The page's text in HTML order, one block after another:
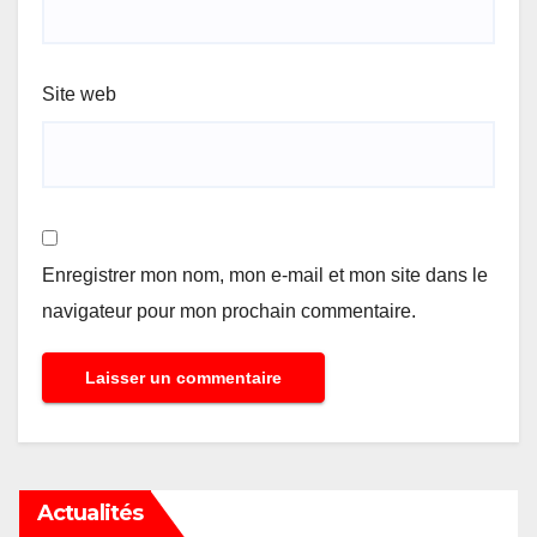
Site web
Enregistrer mon nom, mon e-mail et mon site dans le
navigateur pour mon prochain commentaire.
Actualités